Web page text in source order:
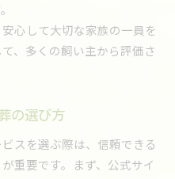
を依頼するポイント
ビス利用許可の確認方法
ブル回避術
ービスの安全基準
前に確認すべき事項
心して大切な家族の一員を
、多くの飼い主から評価さ
の選び方
スを選ぶ際は、信頼できる
重要です。まず、公式サイ